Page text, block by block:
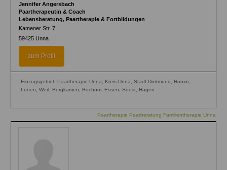
Jennifer Angersbach
Paartherapeutin & Coach
Lebensberatung, Paartherapie & Fortbildungen
Kamener Str. 7
59425 Unna
zum Profil
Einzugsgebiet: Paartherapie Unna, Kreis Unna, Stadt Dortmund, Hamm,
Lünen, Werl, Bergkamen, Bochum, Essen, Soest, Hagen
Paartherapie Paarberatung Familientherapie Unna